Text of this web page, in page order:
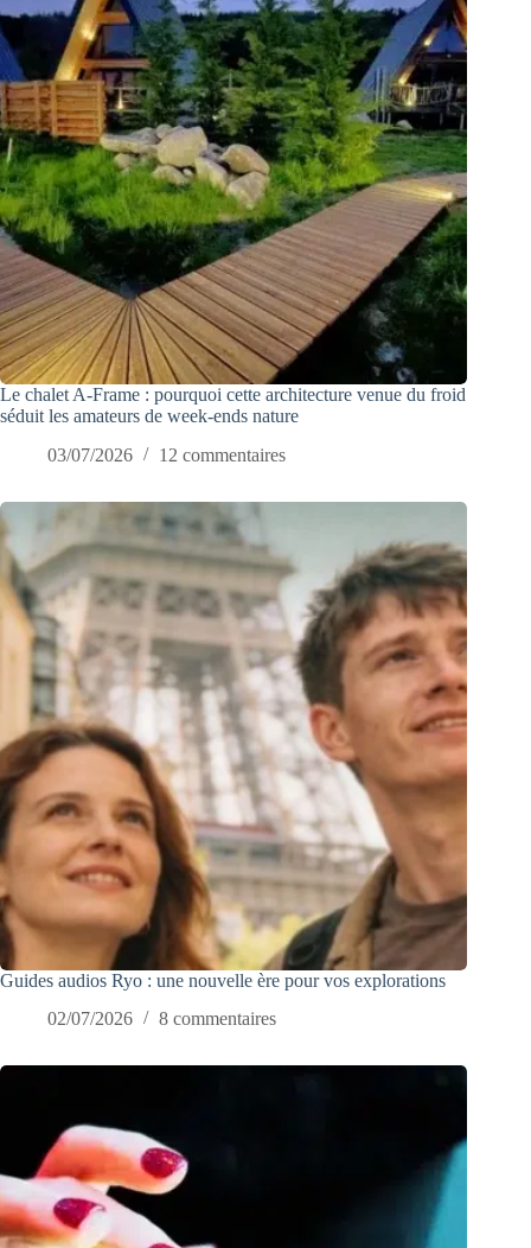
Le chalet A-Frame : pourquoi cette architecture venue du froid
séduit les amateurs de week-ends nature
03/07/2026
12 commentaires
Guides audios Ryo : une nouvelle ère pour vos explorations
02/07/2026
8 commentaires